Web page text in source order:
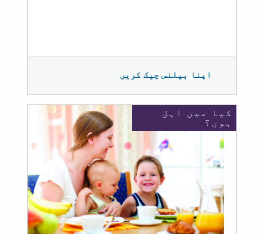
اپنا بیلنس چیک کریں
کیا میں اہل
ہوں؟